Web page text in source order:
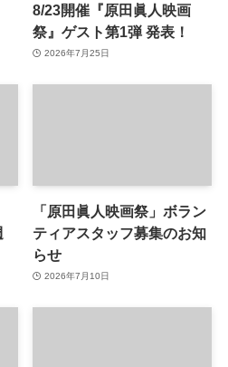
8/23開催『原田眞人映画
祭』ゲスト第1弾 発表！
2026年7月25日
「原田眞人映画祭」ボラン
ティアスタッフ募集のお知
らせ
2026年7月10日